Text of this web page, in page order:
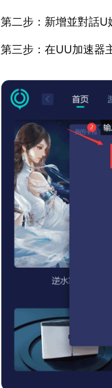
第二步：新增並對話U
第三步：在UU加速器